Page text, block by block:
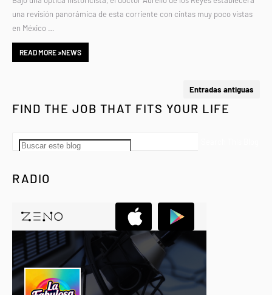
una revisión panorámica de esta corriente con cintas muy poco vistas
en México …
READ MORE »NEWS
Entradas antiguas
FIND THE JOB THAT FITS YOUR LIFE
RADIO